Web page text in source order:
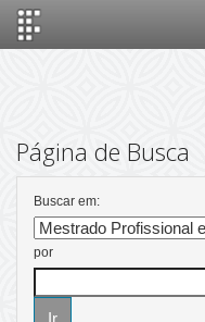
Página de Busca
Buscar em:
por